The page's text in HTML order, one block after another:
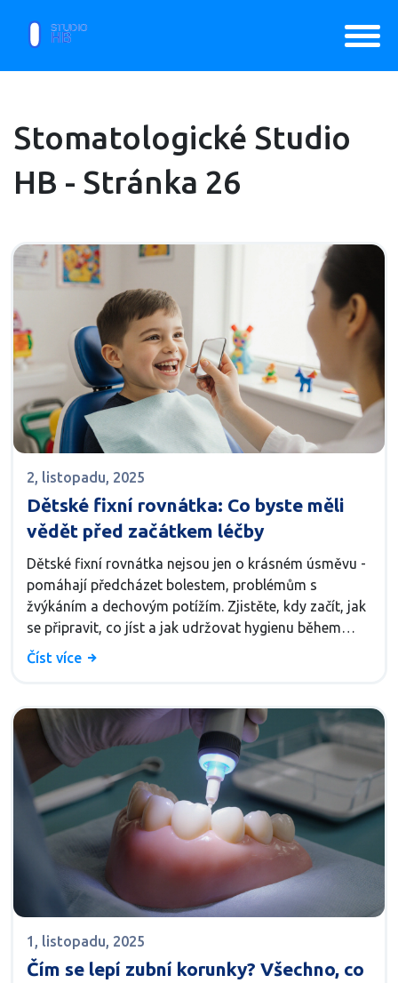
Stomatologické Studio
HB - Stránka 26
2, listopadu, 2025
Dětské fixní rovnátka: Co byste měli
vědět před začátkem léčby
Dětské fixní rovnátka nejsou jen o krásném úsměvu -
pomáhají předcházet bolestem, problémům s
žvýkáním a dechovým potížím. Zjistěte, kdy začít, jak
se připravit, co jíst a jak udržovat hygienu během
léčby.
Číst více
1, listopadu, 2025
Čím se lepí zubní korunky? Všechno, co